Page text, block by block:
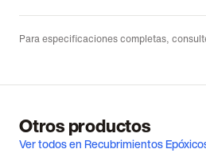
Para especificaciones completas,
Otros productos
Ver todos en Recubrimientos